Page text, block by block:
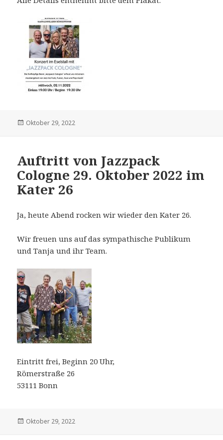
Veröffentlicht
Oktober 29, 2022
Auftritt von Jazzpack
Cologne 29. Oktober 2022 im
Kater 26
Ja, heute Abend rocken wir wieder den Kater 26.
Wir freuen uns auf das sympathische Publikum
und Tanja und ihr Team.
Eintritt frei, Beginn 20 Uhr,
Römerstraße 26
53111 Bonn
Veröffentlicht
Oktober 29, 2022